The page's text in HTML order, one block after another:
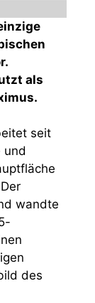
als
seit
und
wandte
des